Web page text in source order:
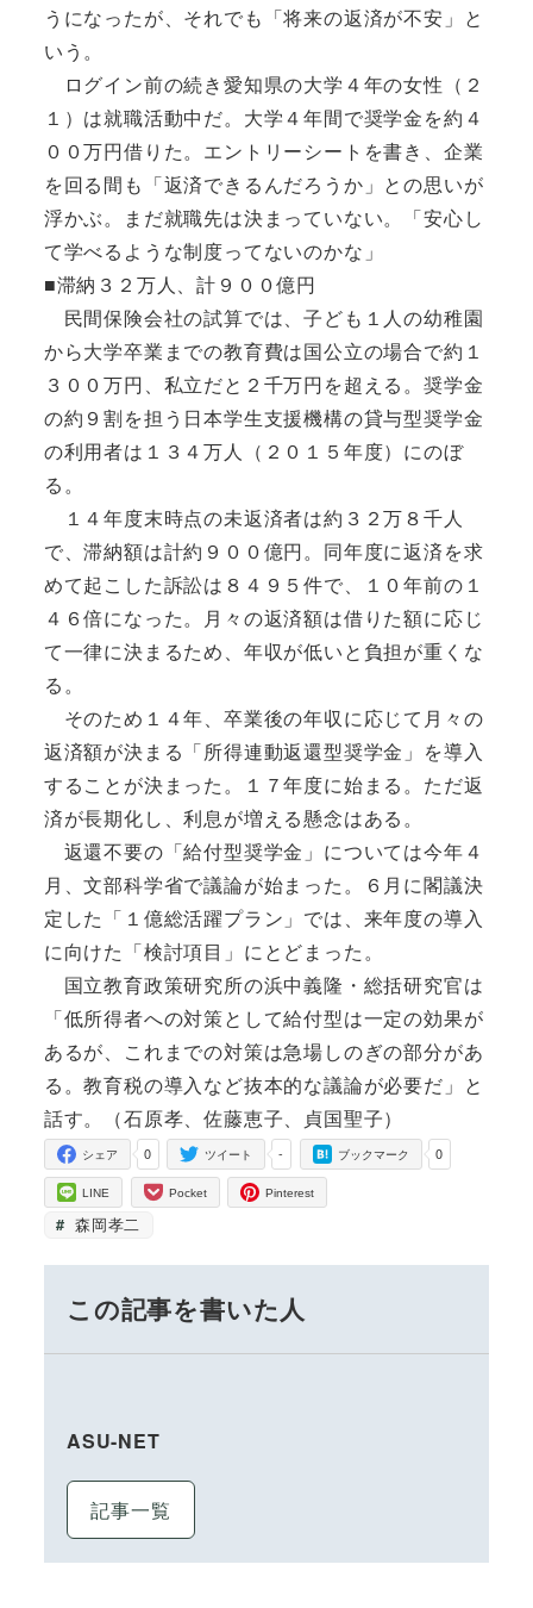
うになったが、それでも「将来の返済が不安」と
いう。
ログイン前の続き愛知県の大学４年の女性（２
１）は就職活動中だ。大学４年間で奨学金を約４
００万円借りた。エントリーシートを書き、企業
を回る間も「返済できるんだろうか」との思いが
浮かぶ。まだ就職先は決まっていない。「安心し
て学べるような制度ってないのかな」
■滞納３２万人、計９００億円
民間保険会社の試算では、子ども１人の幼稚園
から大学卒業までの教育費は国公立の場合で約１
３００万円、私立だと２千万円を超える。奨学金
の約９割を担う日本学生支援機構の貸与型奨学金
の利用者は１３４万人（２０１５年度）にのぼ
る。
１４年度末時点の未返済者は約３２万８千人
で、滞納額は計約９００億円。同年度に返済を求
めて起こした訴訟は８４９５件で、１０年前の１
４６倍になった。月々の返済額は借りた額に応じ
て一律に決まるため、年収が低いと負担が重くな
る。
そのため１４年、卒業後の年収に応じて月々の
返済額が決まる「所得連動返還型奨学金」を導入
することが決まった。１７年度に始まる。ただ返
済が長期化し、利息が増える懸念はある。
返還不要の「給付型奨学金」については今年４
月、文部科学省で議論が始まった。６月に閣議決
定した「１億総活躍プラン」では、来年度の導入
に向けた「検討項目」にとどまった。
国立教育政策研究所の浜中義隆・総括研究官は
「低所得者への対策として給付型は一定の効果が
あるが、これまでの対策は急場しのぎの部分があ
る。教育税の導入など抜本的な議論が必要だ」と
話す。（石原孝、佐藤恵子、貞国聖子）
0
シェア -
ツイート 0
ブックマーク
LINE Pocket Pinterest
森岡孝二
この記事を書いた人
ASU-NET
記事一覧